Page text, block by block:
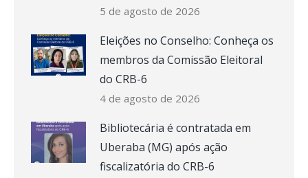
5 de agosto de 2026
Eleições no Conselho: Conheça os
membros da Comissão Eleitoral
do CRB-6
4 de agosto de 2026
Bibliotecária é contratada em
Uberaba (MG) após ação
fiscalizatória do CRB-6